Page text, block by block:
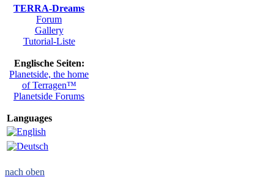
TERRA-Dreams
Forum
Gallery
Tutorial-Liste
Englische Seiten:
Planetside, the home
of Terragen™
Planetside Forums
Languages
nach oben